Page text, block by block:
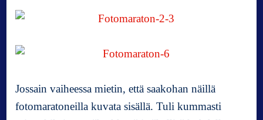
Jossain vaiheessa mietin, että saakohan näillä
fotomaratoneilla kuvata sisällä. Tuli kummasti